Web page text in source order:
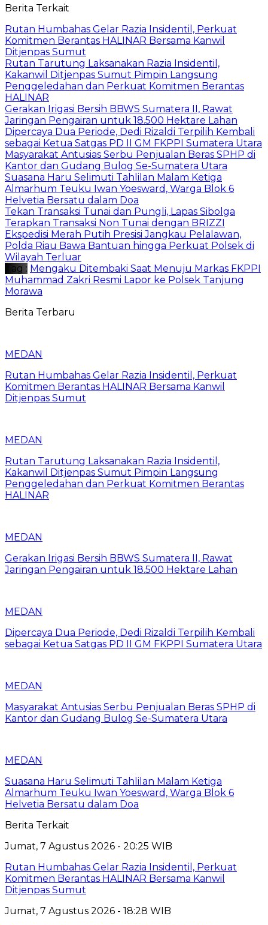
Berita Terkait
Rutan Humbahas Gelar Razia Insidentil, Perkuat
Komitmen Berantas HALINAR Bersama Kanwil
Ditjenpas Sumut
Rutan Tarutung Laksanakan Razia Insidentil,
Kakanwil Ditjenpas Sumut Pimpin Langsung
Penggeledahan dan Perkuat Komitmen Berantas
HALINAR
Gerakan Irigasi Bersih BBWS Sumatera II, Rawat
Jaringan Pengairan untuk 18.500 Hektare Lahan
Dipercaya Dua Periode, Dedi Rizaldi Terpilih Kembali
sebagai Ketua Satgas PD II GM FKPPI Sumatera Utara
Masyarakat Antusias Serbu Penjualan Beras SPHP di
Kantor dan Gudang Bulog Se-Sumatera Utara
Suasana Haru Selimuti Tahlilan Malam Ketiga
Almarhum Teuku Iwan Yoesward, Warga Blok 6
Helvetia Bersatu dalam Doa
Tekan Transaksi Tunai dan Pungli, Lapas Sibolga
Terapkan Transaksi Non Tunai dengan BRIZZI
Ekspedisi Merah Putih Presisi Jangkau Pelalawan,
Polda Riau Bawa Bantuan hingga Perkuat Polsek di
Wilayah Terluar
Tag : Mengaku Ditembaki Saat Menuju Markas FKPPI
Muhammad Zakri Resmi Lapor ke Polsek Tanjung
Morawa
Berita Terbaru
MEDAN
Rutan Humbahas Gelar Razia Insidentil, Perkuat
Komitmen Berantas HALINAR Bersama Kanwil
Ditjenpas Sumut
MEDAN
Rutan Tarutung Laksanakan Razia Insidentil,
Kakanwil Ditjenpas Sumut Pimpin Langsung
Penggeledahan dan Perkuat Komitmen Berantas
HALINAR
MEDAN
Gerakan Irigasi Bersih BBWS Sumatera II, Rawat
Jaringan Pengairan untuk 18.500 Hektare Lahan
MEDAN
Dipercaya Dua Periode, Dedi Rizaldi Terpilih Kembali
sebagai Ketua Satgas PD II GM FKPPI Sumatera Utara
MEDAN
Masyarakat Antusias Serbu Penjualan Beras SPHP di
Kantor dan Gudang Bulog Se-Sumatera Utara
MEDAN
Suasana Haru Selimuti Tahlilan Malam Ketiga
Almarhum Teuku Iwan Yoesward, Warga Blok 6
Helvetia Bersatu dalam Doa
Berita Terkait
Jumat, 7 Agustus 2026 - 20:25 WIB
Rutan Humbahas Gelar Razia Insidentil, Perkuat
Komitmen Berantas HALINAR Bersama Kanwil
Ditjenpas Sumut
Jumat, 7 Agustus 2026 - 18:28 WIB